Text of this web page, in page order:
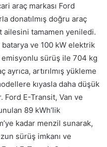
araç markası Ford
donatılmış doğru araç
ailesini tamamen yeniledi.
ve 100 kW elektrik
emisyonlu sürüş ile 704 kg
ayrıca, artırılmış yükleme
kıyasla daha düşük
Ford E-Transit, Van ve
89 kWh’lik
kadar menzil sunarak,
sürüş imkanı ve